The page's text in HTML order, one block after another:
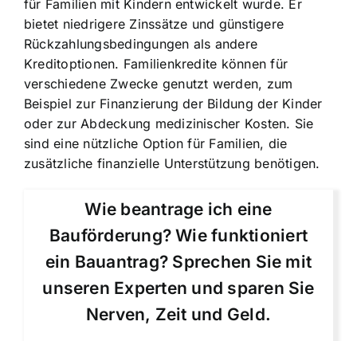
für Familien mit Kindern entwickelt wurde. Er
bietet niedrigere Zinssätze und günstigere
Rückzahlungsbedingungen als andere
Kreditoptionen. Familienkredite können für
verschiedene Zwecke genutzt werden, zum
Beispiel zur Finanzierung der Bildung der Kinder
oder zur Abdeckung medizinischer Kosten. Sie
sind eine nützliche Option für Familien, die
zusätzliche finanzielle Unterstützung benötigen.
Wie beantrage ich eine
Bauförderung? Wie funktioniert
ein Bauantrag? Sprechen Sie mit
unseren Experten und sparen Sie
Nerven, Zeit und Geld.